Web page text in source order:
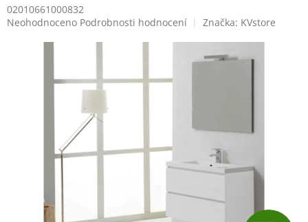
02010661000832
Průměrné
Neohodnoceno Podrobnosti hodnocení Značka: KVstore